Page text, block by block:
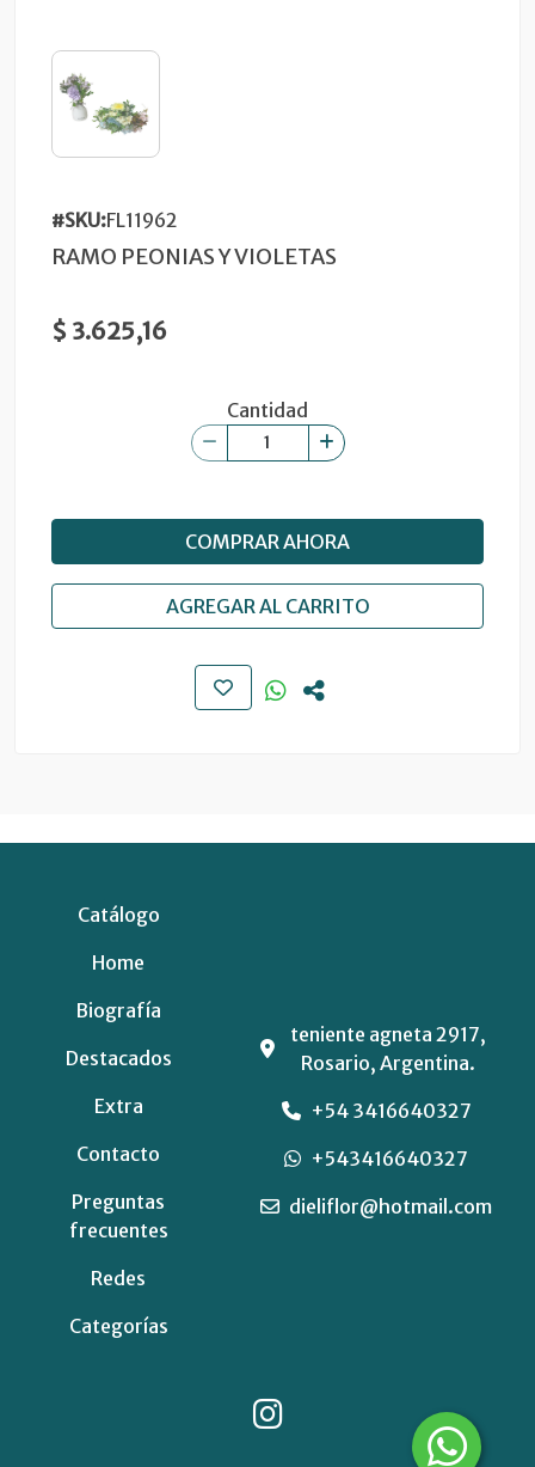
#SKU:FL11962
RAMO PEONIAS Y VIOLETAS
$ 3.625,16
Cantidad
COMPRAR AHORA
AGREGAR AL CARRITO
Catálogo
Home
Biografía
Destacados
Extra
Contacto
Preguntas
frecuentes
Redes
Categorías
teniente agneta 2917,
Rosario, Argentina.
+54 3416640327
+543416640327
dieliflor@hotmail.com